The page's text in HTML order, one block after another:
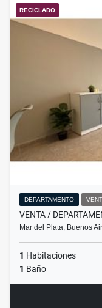
RECICLADO
DEPARTAMENTO
VENTA /
Mar del Plata, Buenos
1 Habitaciones
1 Baño